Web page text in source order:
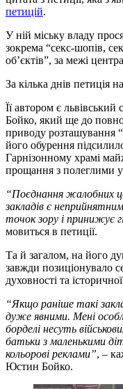
петицій.
У ній міську владу
зокрема “секс-шопів,
об’єктів”, за межі
За кілька днів петиція
Її автором є
Бойко, який ще до
приводу розташування
його обурення
Гарнізонному храмі
прощання з полеглими
“Поєднання жалобних
закладів є
точок зору і принижує
мовиться в петиції.
Та й загалом, на його
завжди позиціонувало
духовності та
“Якщо раніше такі
дуже явними. Мені
борделі несуть
батьки з маленькими
кольорові реклами”, –
Юстин Бойко.